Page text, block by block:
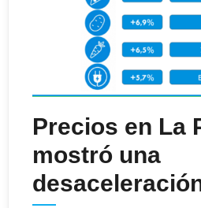
Precios en La
mostró una